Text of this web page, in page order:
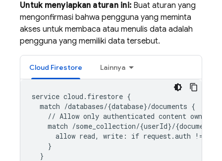
Untuk menyiapkan aturan ini: Buat aturan yang
mengonfirmasi bahwa pengguna yang meminta
akses untuk membaca atau menulis data adalah
pengguna yang memiliki data tersebut.
Cloud Firestore Lainnya
service cloud.firestore {
  match /databases/{database}/documents {
// Allow only authenticated content owners
match /some_collection/{userId}/{document}
allow read, write: if request.auth !=
    }
  }